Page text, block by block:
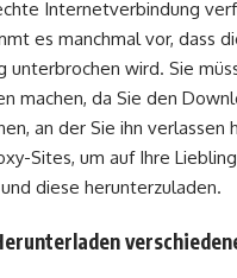
Internetverbindung
es manchmal vor, dass
unterbrochen wird. Sie
machen, da Sie den
an der Sie ihn verlassen
Sites, um auf Ihre
diese herunterzuladen.